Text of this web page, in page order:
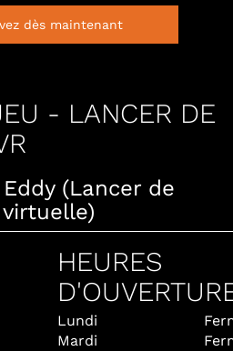
dès maintenant
- LANCER DE
(Lancer de
HEURES
Lundi
Mardi